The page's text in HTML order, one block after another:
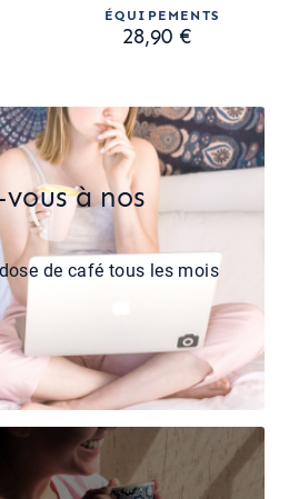
ÉQUIPEMENTS
28,90 €
à nos
de café tous les mois